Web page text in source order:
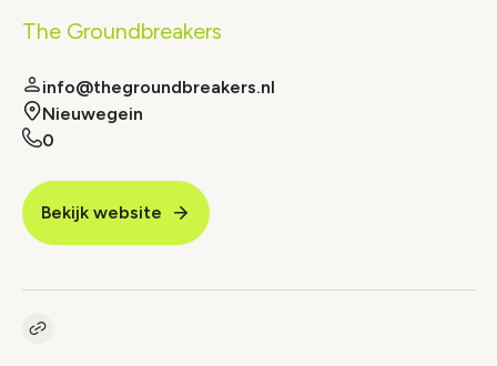
The Groundbreakers
info@thegroundbreakers.nl
Nieuwegein
0
Bekijk website
Kopieer link naar vacature